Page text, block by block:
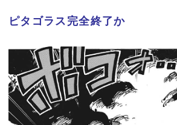
ピタゴラス完全終了か